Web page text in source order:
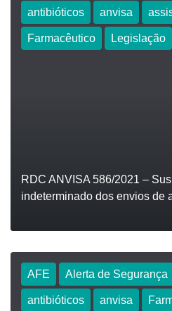
LEIA
antibióticos anvisa
Farmacêutico Legislação
RDC ANVISA 586/2021 –
indeterminado dos envios de
AFE Alerta de Segurança
antibióticos anvisa